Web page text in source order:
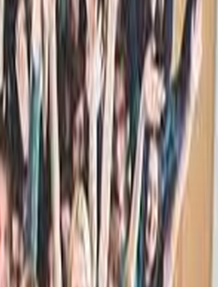
(ljudska/folksong) 2010
(Irma Knez)2009